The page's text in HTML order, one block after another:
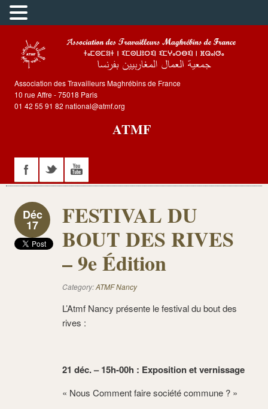
Association des Travailleurs Maghrébins de France
10 rue Affre - 75018 Paris
01 42 55 91 82 national@atmf.org
ATMF
Déc
17
FESTIVAL DU
BOUT DES RIVES
– 9e Édition
Category:ATMF Nancy
L’Atmf Nancy présente le festival du bout des
rives :
21 déc. – 15h-00h : Exposition et vernissage
« Nous Comment faire société commune ? »